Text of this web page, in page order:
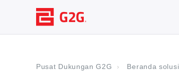
Pusat Dukungan G2G Beranda solusi